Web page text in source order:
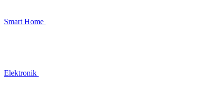
Smart Home
Elektronik